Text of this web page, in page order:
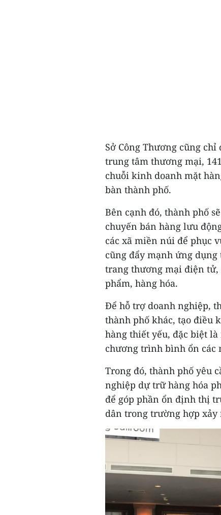
Sở Công Thương cũng
trung tâm thương mại,
chuỗi kinh doanh mặt
bàn thành phố.
Bên cạnh đó, thành phố
chuyến bán hàng lưu
các xã miền núi để phục
cũng đẩy mạnh ứng
trang thương mại điện
phẩm, hàng hóa.
Để hỗ trợ doanh nghiệp,
thành phố khác, tạo điều
hàng thiết yếu, đặc biệt
chương trình bình ổn các
Trong đó, thành phố yêu
nghiệp dự trữ hàng hóa
để góp phần ổn định thị
dân trong trường hợp xảy